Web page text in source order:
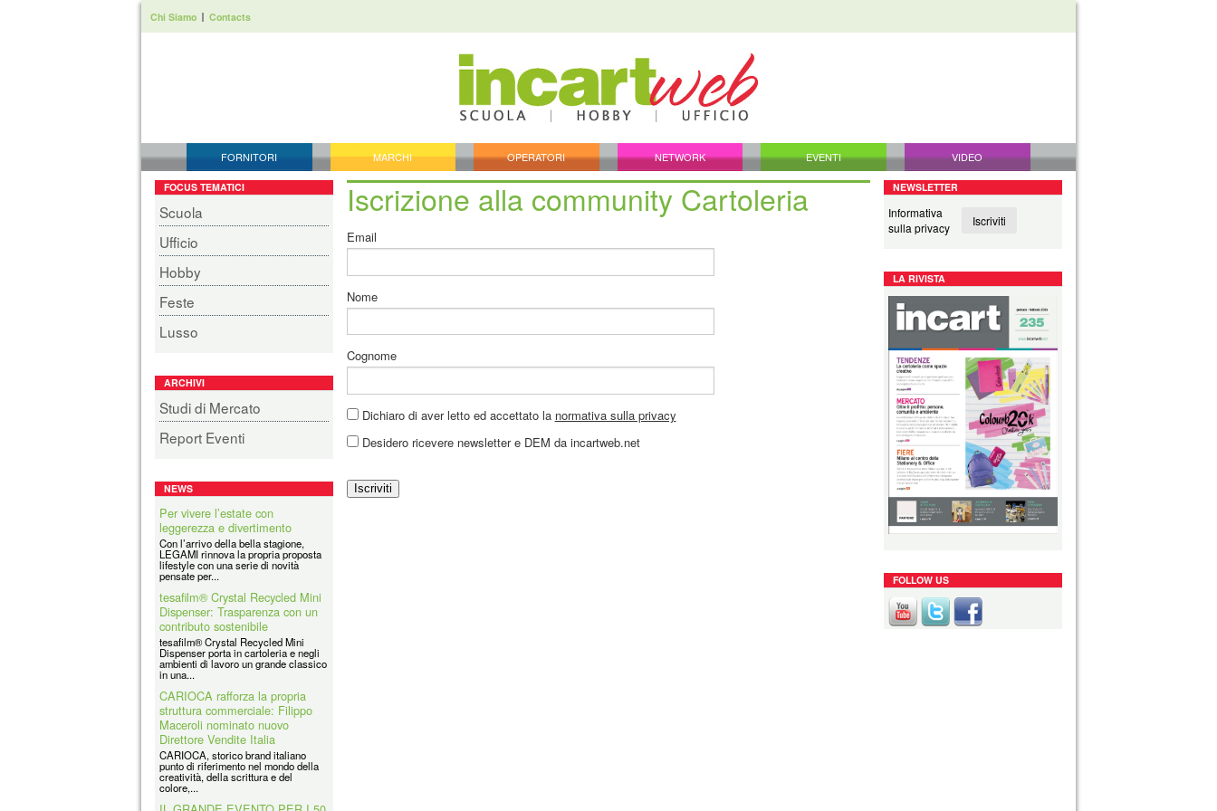
Chi Siamo Contacts
FORNITORI MARCHI OPERATORI NETWORK EVENTI VIDEO
Iscrizione alla community Cartoleria
Email
Nome
Cognome
Dichiaro di aver letto ed accettato la normativa sulla privacy
Desidero ricevere newsletter e DEM da incartweb.net
Iscriviti
FOCUS TEMATICI
Scuola
Ufficio
Hobby
Feste
Lusso
ARCHIVI
Studi di Mercato
Report Eventi
NEWS
Per vivere l’estate con
leggerezza e divertimento
Con l’arrivo della bella stagione,
LEGAMI rinnova la propria proposta
lifestyle con una serie di novità
pensate per...
tesafilm® Crystal Recycled Mini
Dispenser: Trasparenza con un
contributo sostenibile
tesafilm® Crystal Recycled Mini
Dispenser porta in cartoleria e negli
ambienti di lavoro un grande classico
in una...
CARIOCA rafforza la propria
struttura commerciale: Filippo
Maceroli nominato nuovo
Direttore Vendite Italia
CARIOCA, storico brand italiano
punto di riferimento nel mondo della
creatività, della scrittura e del
colore,...
IL GRANDE EVENTO PER I 50
NEWSLETTER
Informativa
sulla privacy
Iscriviti
LA RIVISTA
FOLLOW US